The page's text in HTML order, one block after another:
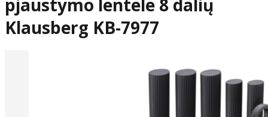
pjaustymo lentele 8 dalių
Klausberg KB-7977